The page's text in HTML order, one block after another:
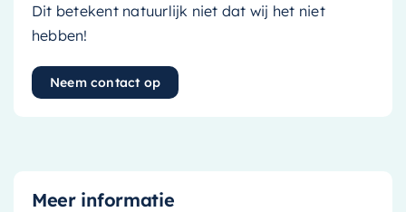
Dit betekent natuurlijk niet dat wij het niet
hebben!
Neem contact op
Meer informatie